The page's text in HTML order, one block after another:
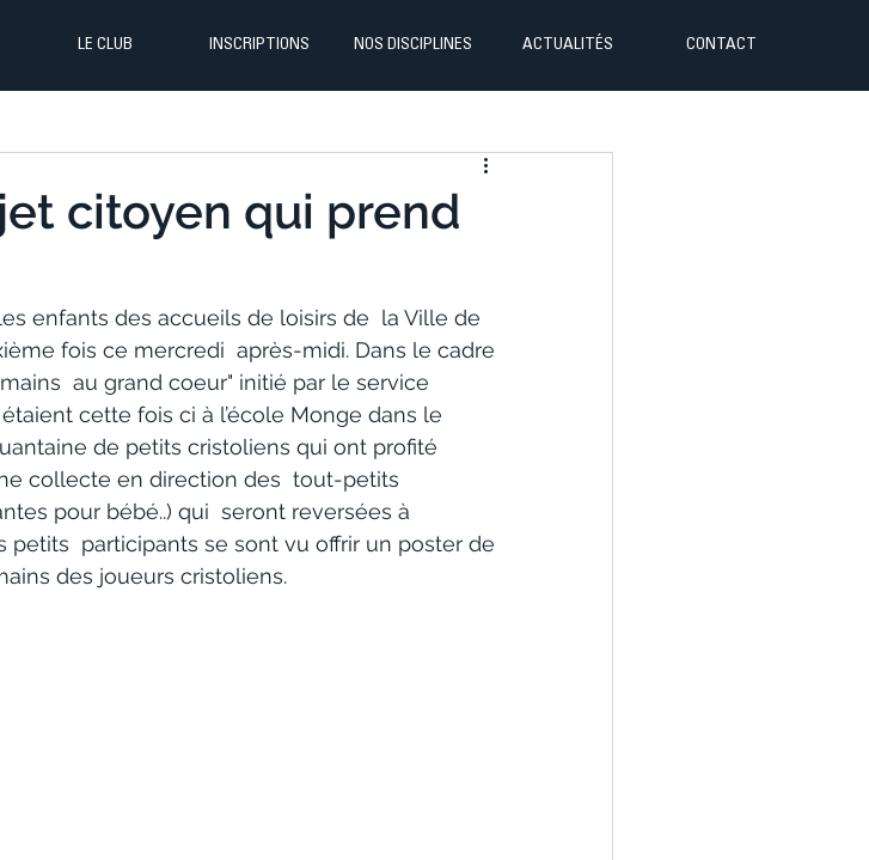
LE CLUB INSCRIPTIONS NOS DISCIPLINES ACTUALITÉS CONTACT
citoyen qui prend
enfants des accueils de loisirs de  la Ville de
fois ce mercredi  après-midi. Dans le cadre
au grand coeur" initié par le service
cette fois ci à l’école Monge dans le
de petits cristoliens qui ont profité
collecte en direction des  tout-petits
pour bébé..) qui  seront reversées à
petits  participants se sont vu offrir un poster de
des joueurs cristoliens.